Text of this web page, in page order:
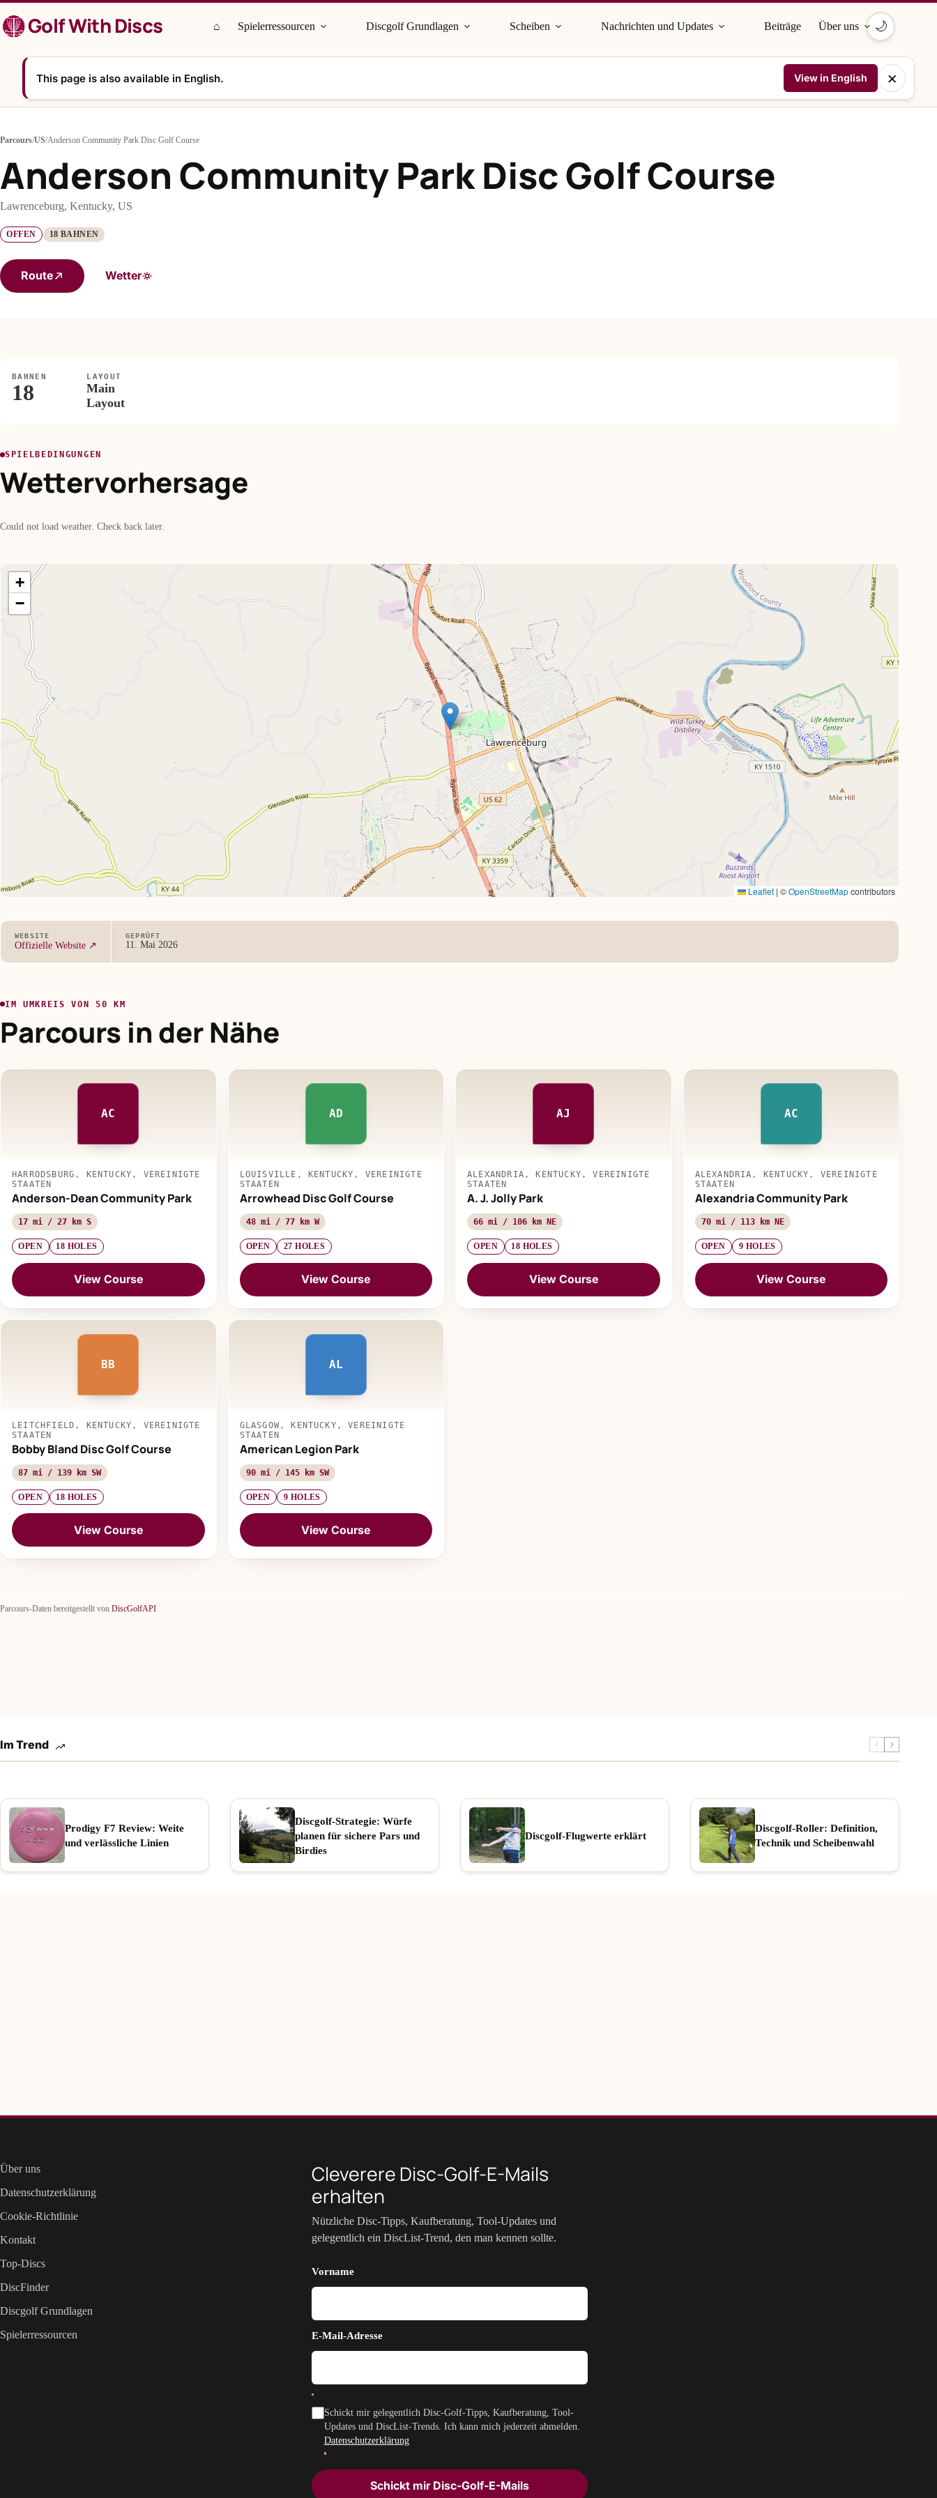
Inhalt
springenGolf With Discs ⌂ Spielerressourcen Discgolf Grundlagen Scheiben Nachrichten und Updates Beiträge Über uns 🌙
This page is also available in English. View in English ×
Parcours/US/Anderson Community Park Disc Golf Course
Anderson Community Park Disc Golf Course
Lawrenceburg, Kentucky, US
OFFEN 18 BAHNEN
Route Wetter
BAHNEN
18
LAYOUT
Main
Layout
SPIELBEDINGUNGEN
Wettervorhersage
Could not load weather. Check back later.
+
−
Leaflet | ©OpenStreetMapcontributors
WEBSITE
Offizielle Website ↗
GEPRÜFT
11. Mai 2026
IM UMKREIS VON 50 KM
Parcours in der Nähe
AC
HARRODSBURG, KENTUCKY, VEREINIGTE
STAATEN
Anderson-Dean Community Park
17 mi / 27 km S
OPEN 18 HOLES
View Course
AD
LOUISVILLE, KENTUCKY, VEREINIGTE
STAATEN
Arrowhead Disc Golf Course
48 mi / 77 km W
OPEN 27 HOLES
View Course
AJ
ALEXANDRIA, KENTUCKY, VEREINIGTE
STAATEN
A. J. Jolly Park
66 mi / 106 km NE
OPEN 18 HOLES
View Course
AC
ALEXANDRIA, KENTUCKY, VEREINIGTE
STAATEN
Alexandria Community Park
70 mi / 113 km NE
OPEN 9 HOLES
View Course
BB
LEITCHFIELD, KENTUCKY, VEREINIGTE
STAATEN
Bobby Bland Disc Golf Course
87 mi / 139 km SW
OPEN 18 HOLES
View Course
AL
GLASGOW, KENTUCKY, VEREINIGTE
STAATEN
American Legion Park
90 mi / 145 km SW
OPEN 9 HOLES
View Course
Parcours-Daten bereitgestellt von DiscGolfAPI
Im Trend
Prodigy F7 Review: Weite
und verlässliche Linien
Discgolf-Strategie: Würfe
planen für sichere Pars und
Birdies
Discgolf-Flugwerte erklärt
Discgolf-Roller: Definition,
Technik und Scheibenwahl
Über uns
Datenschutzerklärung
Cookie-Richtlinie
Kontakt
Top-Discs
DiscFinder
Discgolf Grundlagen
Spielerressourcen
Cleverere Disc-Golf-E-Mails
erhalten
Nützliche Disc-Tipps, Kaufberatung, Tool-Updates und
gelegentlich ein DiscList-Trend, den man kennen sollte.
Vorname
E-Mail-Adresse
Schickt mir gelegentlich Disc-Golf-Tipps, Kaufberatung, Tool-
Updates und DiscList-Trends. Ich kann mich jederzeit abmelden.
Datenschutzerklärung
Schickt mir Disc-Golf-E-Mails